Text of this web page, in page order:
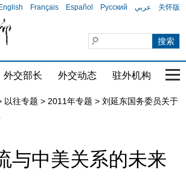
English Français Español Русский عربي 关怀版
外交部长 外交动态 驻外机构 国
以往专题 > 2011年专题 > 刘延东国务委员关于
与中美关系的未来